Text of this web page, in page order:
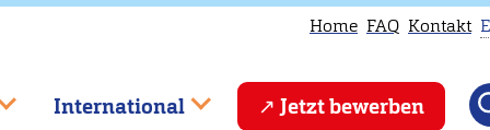
Home FAQ Kontakt
International Jetzt bewerben